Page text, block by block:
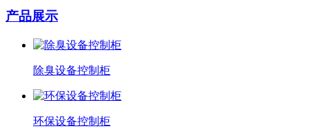
产品展示
除臭设备控制柜
环保设备控制柜